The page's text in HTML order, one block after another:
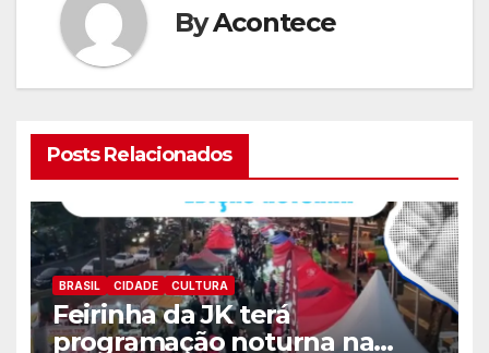
ByAcontece
Posts Relacionados
BRASIL CIDADE CULTURA
Feirinha da JK terá
programação noturna na